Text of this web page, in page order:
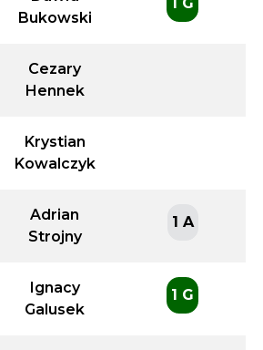
Bukowski
Cezary
Hennek
Krystian
Kowalczyk
Adrian
Strojny
1 A
Ignacy
Galusek
1 G